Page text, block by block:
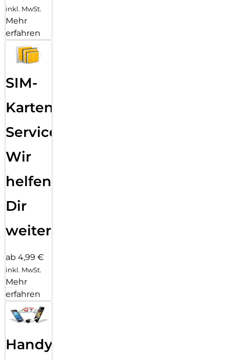
inkl. MwSt.
Mehr
erfahren
SIM-
Karten
Service:
Wir
helfen
Dir
weiter
ab 4,99 €
inkl. MwSt.
Mehr
erfahren
Handy